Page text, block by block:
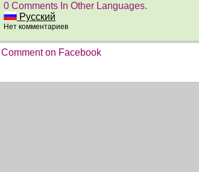
0 Comments In Other Languages.
Русский
Нет комментариев
Comment on Facebook